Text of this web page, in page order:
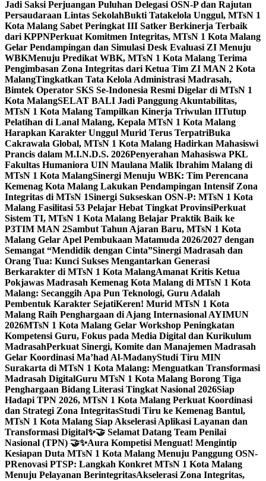
Jadi Saksi Perjuangan Puluhan Delegasi OSN-P dan Rajutan
Persaudaraan Lintas SekolahBukti Tatakelola Unggul, MTsN 1
Kota Malang Sabet Peringkat III Satker Berkinerja Terbaik
dari KPPNPerkuat Komitmen Integritas, MTsN 1 Kota Malang
Gelar Pendampingan dan Simulasi Desk Evaluasi ZI Menuju
WBKMenuju Predikat WBK, MTsN 1 Kota Malang Terima
Pengimbasan Zona Integritas dari Ketua Tim ZI MAN 2 Kota
MalangTingkatkan Tata Kelola Administrasi Madrasah,
Bimtek Operator SKS Se-Indonesia Resmi Digelar di MTsN 1
Kota MalangSELAT BALI Jadi Panggung Akuntabilitas,
MTsN 1 Kota Malang Tampilkan Kinerja Triwulan IITutup
Pelatihan di Lanal Malang, Kepala MTsN 1 Kota Malang
Harapkan Karakter Unggul Murid Terus TerpatriBuka
Cakrawala Global, MTsN 1 Kota Malang Hadirkan Mahasiswi
Prancis dalam M.I.N.D.S. 2026Penyerahan Mahasiswa PKL
Fakultas Humaniora UIN Maulana Malik Ibrahim Malang di
MTsN 1 Kota MalangSinergi Menuju WBK: Tim Perencana
Kemenag Kota Malang Lakukan Pendampingan Intensif Zona
Integritas di MTsN 1Sinergi Sukseskan OSN-P: MTsN 1 Kota
Malang Fasilitasi 53 Pelajar Hebat Tingkat ProvinsiPerkuat
Sistem TI, MTsN 1 Kota Malang Belajar Praktik Baik ke
P3TIM MAN 2Sambut Tahun Ajaran Baru, MTsN 1 Kota
Malang Gelar Apel Pembukaan Matamuda 2026/2027 dengan
Semangat “Mendidik dengan Cinta”Sinergi Madrasah dan
Orang Tua: Kunci Sukses Mengantarkan Generasi
Berkarakter di MTsN 1 Kota MalangAmanat Kritis Ketua
Pokjawas Madrasah Kemenag Kota Malang di MTsN 1 Kota
Malang: Secanggih Apa Pun Teknologi, Guru Adalah
Pembentuk Karakter SejatiKeren! Murid MTsN 1 Kota
Malang Raih Penghargaan di Ajang Internasional AYIMUN
2026MTsN 1 Kota Malang Gelar Workshop Peningkatan
Kompetensi Guru, Fokus pada Media Digital dan Kurikulum
MadrasahPerkuat Sinergi, Komite dan Manajemen Madrasah
Gelar Koordinasi Ma’had Al-MadanyStudi Tiru MIN
Surakarta di MTsN 1 Kota Malang: Menguatkan Transformasi
Madrasah DigitalGuru MTsN 1 Kota Malang Borong Tiga
Penghargaan Bidang Literasi Tingkat Nasional 2026Siap
Hadapi TPN 2026, MTsN 1 Kota Malang Perkuat Koordinasi
dan Strategi Zona IntegritasStudi Tiru ke Kemenag Bantul,
MTsN 1 Kota Malang Siap Akselerasi Aplikasi Layanan dan
Transformasi Digital✨🤝 Selamat Datang Team Penilai
Nasional (TPN) 🤝✨Aura Kompetisi Menguat! Mengintip
Kesiapan Duta MTsN 1 Kota Malang Menuju Panggung OSN-
PRenovasi PTSP: Langkah Konkret MTsN 1 Kota Malang
Menuju Pelayanan BerintegritasAkselerasi Zona Integritas,